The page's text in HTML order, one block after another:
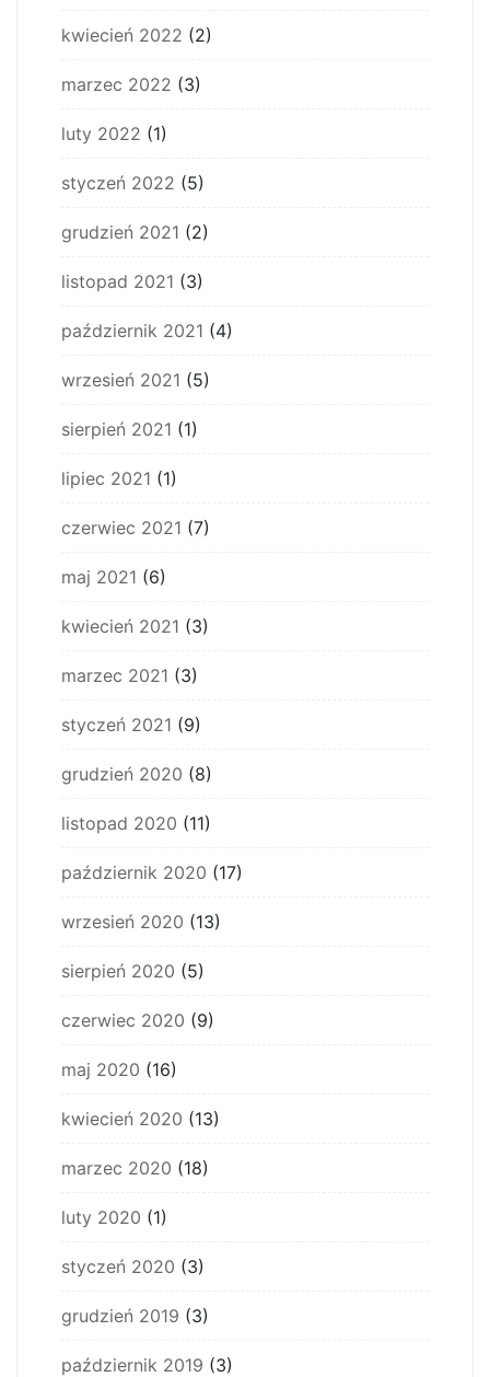
kwiecień 2022 (2)
marzec 2022 (3)
luty 2022 (1)
styczeń 2022 (5)
grudzień 2021 (2)
listopad 2021 (3)
październik 2021 (4)
wrzesień 2021 (5)
sierpień 2021 (1)
lipiec 2021 (1)
czerwiec 2021 (7)
maj 2021 (6)
kwiecień 2021 (3)
marzec 2021 (3)
styczeń 2021 (9)
grudzień 2020 (8)
listopad 2020 (11)
październik 2020 (17)
wrzesień 2020 (13)
sierpień 2020 (5)
czerwiec 2020 (9)
maj 2020 (16)
kwiecień 2020 (13)
marzec 2020 (18)
luty 2020 (1)
styczeń 2020 (3)
grudzień 2019 (3)
październik 2019 (3)